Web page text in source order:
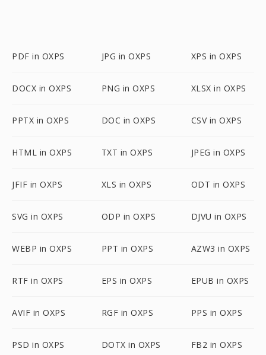
PDF in OXPS JPG in OXPS XPS in OXPS
DOCX in OXPS PNG in OXPS XLSX in OXPS
PPTX in OXPS DOC in OXPS CSV in OXPS
HTML in OXPS TXT in OXPS JPEG in OXPS
JFIF in OXPS XLS in OXPS ODT in OXPS
SVG in OXPS ODP in OXPS DJVU in OXPS
WEBP in OXPS PPT in OXPS AZW3 in OXPS
RTF in OXPS EPS in OXPS EPUB in OXPS
AVIF in OXPS RGF in OXPS PPS in OXPS
PSD in OXPS DOTX in OXPS FB2 in OXPS